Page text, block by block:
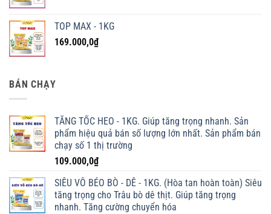
TOP MAX - 1KG
169.000,0₫
BÁN CHẠY
TĂNG TỐC HEO - 1KG. Giúp tăng trọng nhanh. Sản
phẩm hiệu quả bán số lượng lớn nhất. Sản phẩm bán
chạy số 1 thị trường
109.000,0₫
SIÊU VỖ BÉO BÒ - DÊ - 1KG. (Hòa tan hoàn toàn) Siêu
tăng trọng cho Trâu bò dê thịt. Giúp tăng trọng
nhanh. Tăng cường chuyển hóa